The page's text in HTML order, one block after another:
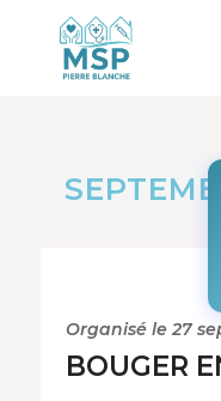
Organisé le 27
BOUGER